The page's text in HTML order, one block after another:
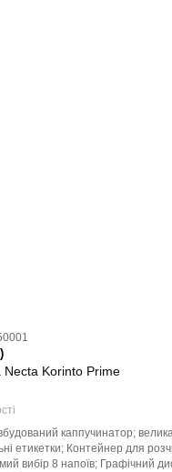
Korinto Prime
каппучинатор;
етикетки; Контейнер для
вибір 8 напоїв; Графічний